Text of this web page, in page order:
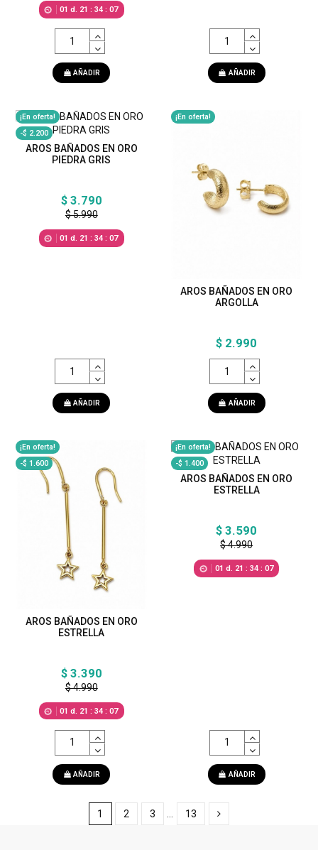
01 d. 21 :34 :05
AÑADIR AÑADIR
¡En oferta!
-$ 2.200
AROS BAÑADOS EN ORO
PIEDRA GRIS
$ 3.790
$ 5.990
01 d. 21 :34 :05
AÑADIR
¡En oferta!
AROS BAÑADOS EN ORO
ARGOLLA
$ 2.990
AÑADIR
¡En oferta!
-$ 1.600
AROS BAÑADOS EN ORO
ESTRELLA
$ 3.390
$ 4.990
01 d. 21 :34 :05
AÑADIR
¡En oferta!
-$ 1.400
AROS BAÑADOS EN ORO
ESTRELLA
$ 3.590
$ 4.990
01 d. 21 : 34: 05
AÑADIR
1 2 3 13